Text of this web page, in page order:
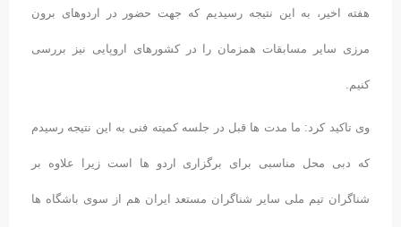
هفته اخیر، به این نتیجه رسیدیم که جهت حضور در اردوهای برون
مرزی سایر مسابقات همزمان را در کشورهای اروپایی نیز بررسی
کنیم.
وی تاکید کرد: ما مدت ها قبل در جلسه کمیته فنی به این نتیجه رسیدم
که دبی محل مناسبی برای برگزاری اردو ها است زیرا علاوه بر
شناگران تیم ملی سایر شناگران مستعد ایران هم از سوی باشگاه ها